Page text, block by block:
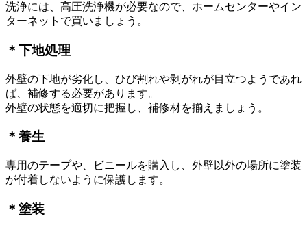
洗浄には、高圧洗浄機が必要なので、ホームセンターやイン
ターネットで買いましょう。
＊下地処理
外壁の下地が劣化し、ひび割れや剥がれが目立つようであれ
ば、補修する必要があります。
外壁の状態を適切に把握し、補修材を揃えましょう。
＊養生
専用のテープや、ビニールを購入し、外壁以外の場所に塗装
が付着しないように保護します。
＊塗装